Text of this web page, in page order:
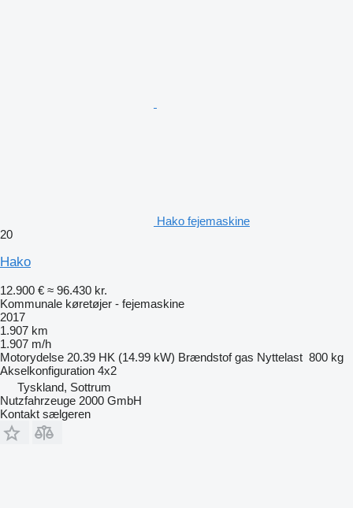
Hako fejemaskine
20
Hako
12.900 € ≈ 96.430 kr.
Kommunale køretøjer - fejemaskine
2017
1.907 km
1.907 m/h
Motorydelse 20.39 HK (14.99 kW) Brændstof gas Nyttelast 800 kg
Akselkonfiguration 4x2
Tyskland, Sottrum
Nutzfahrzeuge 2000 GmbH
Kontakt sælgeren